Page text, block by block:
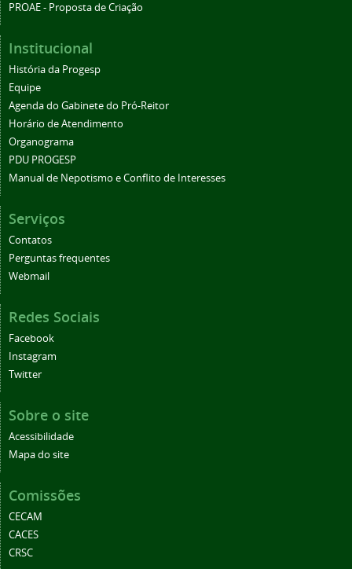
PROAE - Proposta de Criação
Institucional
História da Progesp
Equipe
Agenda do Gabinete do Pró-Reitor
Horário de Atendimento
Organograma
PDU PROGESP
Manual de Nepotismo e Conflito de Interesses
Serviços
Contatos
Perguntas frequentes
Webmail
Redes Sociais
Facebook
Instagram
Twitter
Sobre o site
Acessibilidade
Mapa do site
Comissões
CECAM
CACES
CRSC